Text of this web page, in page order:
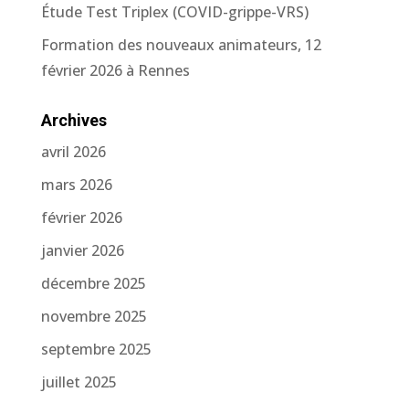
Étude Test Triplex (COVID-grippe-VRS)
Formation des nouveaux animateurs, 12
février 2026 à Rennes
Archives
avril 2026
mars 2026
février 2026
janvier 2026
décembre 2025
novembre 2025
septembre 2025
juillet 2025